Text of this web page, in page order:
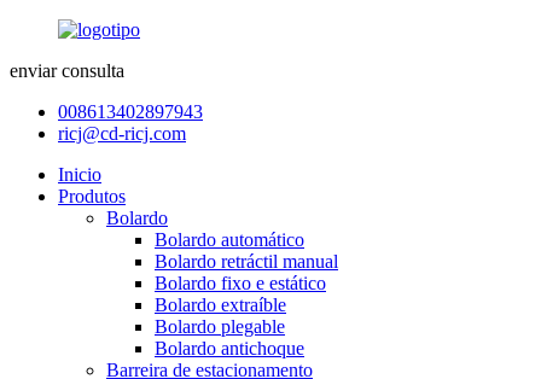
enviar consulta
008613402897943
ricj@cd-ricj.com
Inicio
Produtos
Bolardo
Bolardo automático
Bolardo retráctil manual
Bolardo fixo e estático
Bolardo extraíble
Bolardo plegable
Bolardo antichoque
Barreira de estacionamento